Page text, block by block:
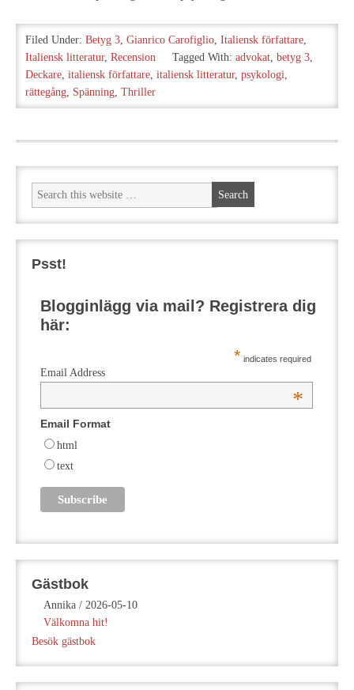
Filed Under: Betyg 3, Gianrico Carofiglio, Italiensk författare,
Italiensk litteratur, Recension Tagged With: advokat, betyg 3,
Deckare, italiensk författare, italiensk litteratur, psykologi,
rättegång, Spänning, Thriller
Psst!
Blogginlägg via mail? Registrera dig
här:
* indicates required
Email Address
*
Email Format
html
text
Gästbok
Annika / 2026-05-10
Välkomna hit!
Besök gästbok